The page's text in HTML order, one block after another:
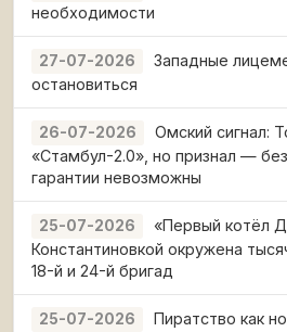
необходимости
27-07-2026
Западные
остановиться
26-07-2026
Омский сигнал:
«Стамбул-2.0», но признал —
гарантии невозможны
25-07-2026
«Первый котёл
Константиновкой окружена
18-й и 24-й бригад
25-07-2026
Пиратство как